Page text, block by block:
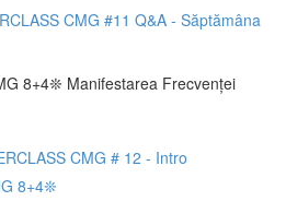
CMG #11 Q&A - Săptămâna
8+4❊ Manifestarea Frecvenței
CMG # 12 - Intro
8+4❊